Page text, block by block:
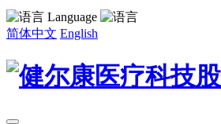
Language
简体中文 English